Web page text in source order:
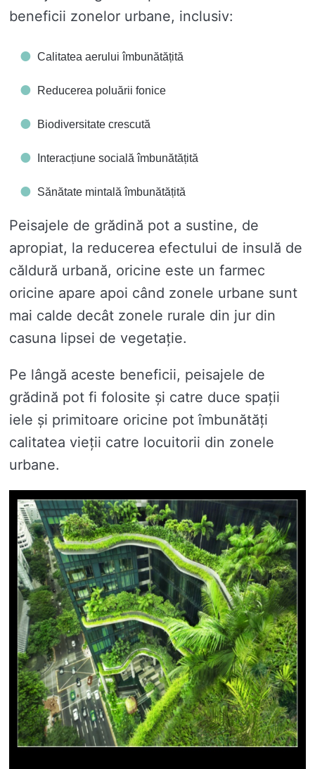
beneficii zonelor urbane, inclusiv:
Calitatea aerului îmbunătățită
Reducerea poluării fonice
Biodiversitate crescută
Interacțiune socială îmbunătățită
Sănătate mintală îmbunătățită
Peisajele de grădină pot a sustine, de
apropiat, la reducerea efectului de insulă de
căldură urbană, oricine este un farmec
oricine apare apoi când zonele urbane sunt
mai calde decât zonele rurale din jur din
casuna lipsei de vegetație.
Pe lângă aceste beneficii, peisajele de
grădină pot fi folosite și catre duce spații
iele și primitoare oricine pot îmbunătăți
calitatea vieții catre locuitorii din zonele
urbane.